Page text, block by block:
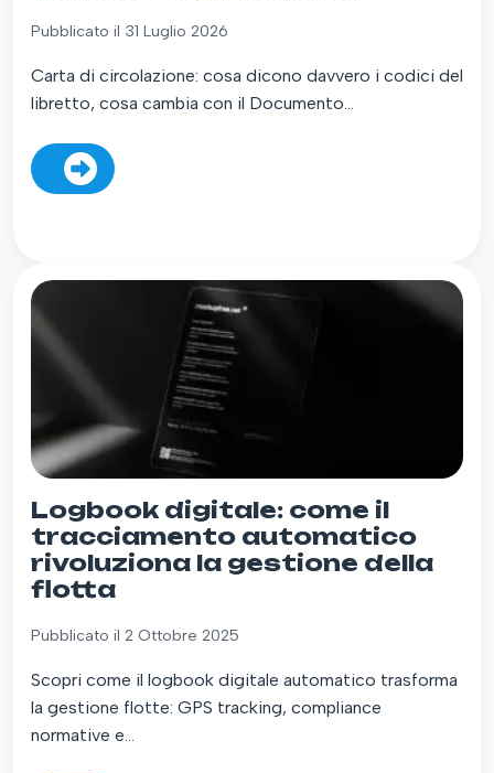
Pubblicato il 31 Luglio 2026
Carta di circolazione: cosa dicono davvero i codici del
libretto, cosa cambia con il Documento...
Logbook digitale: come il
tracciamento automatico
rivoluziona la gestione della
flotta
Pubblicato il 2 Ottobre 2025
Scopri come il logbook digitale automatico trasforma
la gestione flotte: GPS tracking, compliance
normative e...